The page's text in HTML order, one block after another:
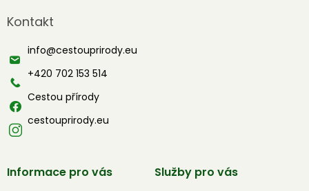
p
t
Kontakt
info@cestouprirody.eu
+420 702 153 514
Cestou přírody
cestouprirody.eu
Informace pro vás Služby pro vás